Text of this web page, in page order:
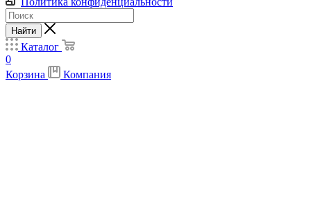
Найти
Каталог
0
Корзина
Компания